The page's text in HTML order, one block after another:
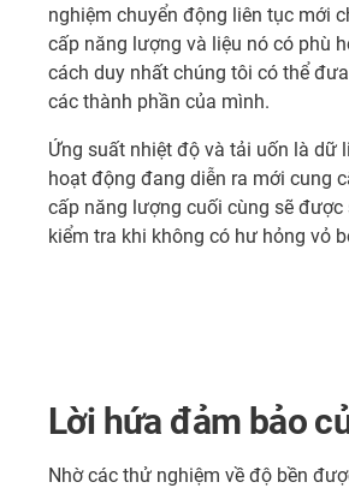
nghiệm chuyển động liên tục mới
cấp năng lượng và liệu nó có phù
cách duy nhất chúng tôi có thể
các thành phần của mình.
Ứng suất nhiệt độ và tải uốn là dữ
hoạt động đang diễn ra mới cung
cấp năng lượng cuối cùng sẽ
kiểm tra khi không có hư hỏng vỏ
Lời hứa đảm bảo
Nhờ các thử nghiệm về độ bền